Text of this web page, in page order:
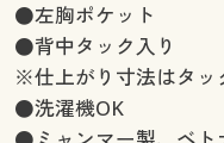
●左胸ポケット
●背中タック入り
※仕上がり寸法はタッ
●洗濯機OK